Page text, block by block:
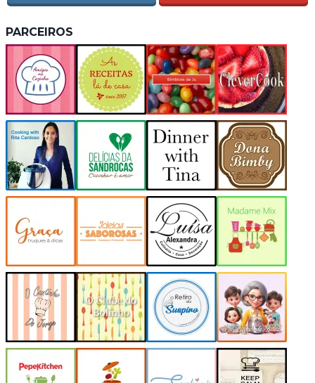
PARCEIROS